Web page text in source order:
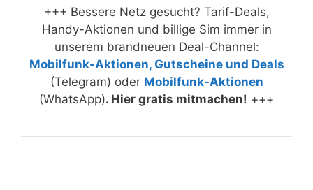
+++ Bessere Netz gesucht? Tarif-Deals,
Handy-Aktionen und billige Sim immer in
unserem brandneuen Deal-Channel:
Mobilfunk-Aktionen, Gutscheine und Deals
(Telegram) oder Mobilfunk-Aktionen
(WhatsApp). Hier gratis mitmachen! +++